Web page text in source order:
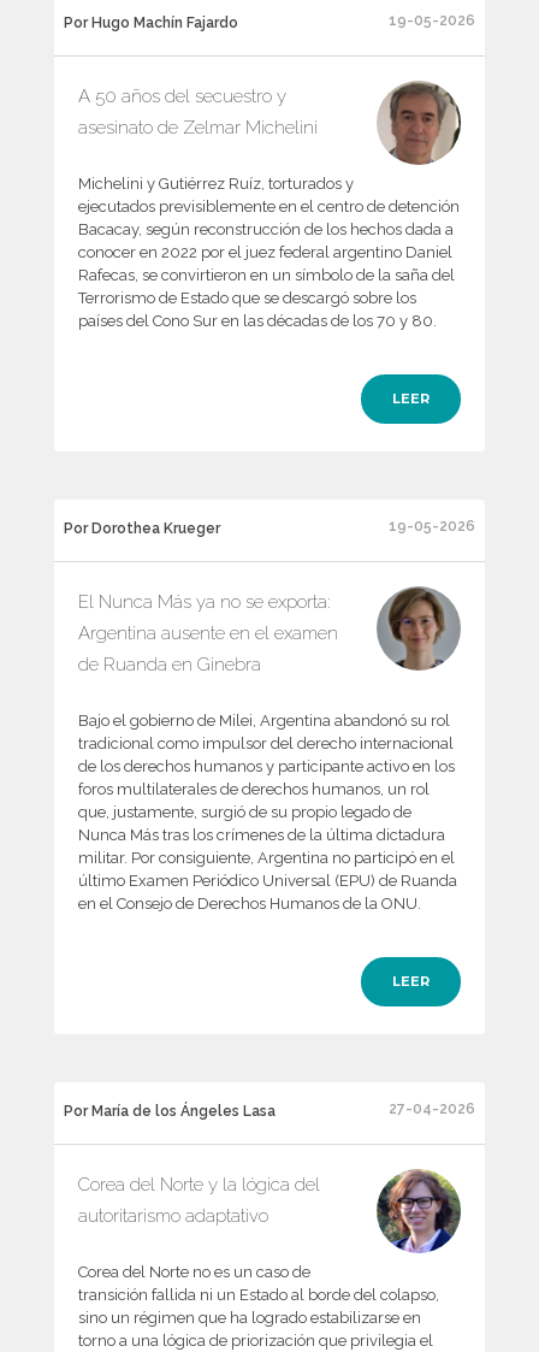
Por Hugo Machín Fajardo 19-05-2026
A 50 años del secuestro y
asesinato de Zelmar Michelini
Michelini y Gutiérrez Ruíz, torturados y
ejecutados previsiblemente en el centro de detención
Bacacay, según reconstrucción de los hechos dada a
conocer en 2022 por el juez federal argentino Daniel
Rafecas, se convirtieron en un símbolo de la saña del
Terrorismo de Estado que se descargó sobre los
países del Cono Sur en las décadas de los 70 y 80.
LEER
Por Dorothea Krueger 19-05-2026
El Nunca Más ya no se exporta:
Argentina ausente en el examen
de Ruanda en Ginebra
Bajo el gobierno de Milei, Argentina abandonó su rol
tradicional como impulsor del derecho internacional
de los derechos humanos y participante activo en los
foros multilaterales de derechos humanos, un rol
que, justamente, surgió de su propio legado de
Nunca Más tras los crímenes de la última dictadura
militar. Por consiguiente, Argentina no participó en el
último Examen Periódico Universal (EPU) de Ruanda
en el Consejo de Derechos Humanos de la ONU.
LEER
Por María de los Ángeles Lasa 27-04-2026
Corea del Norte y la lógica del
autoritarismo adaptativo
Corea del Norte no es un caso de
transición fallida ni un Estado al borde del colapso,
sino un régimen que ha logrado estabilizarse en
torno a una lógica de priorización que privilegia el